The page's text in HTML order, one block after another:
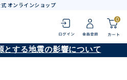
オンラインショップ
0
とする地震の影響について